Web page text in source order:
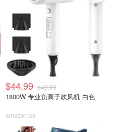
$44.99 $49.99
1800W 专业负离子吹风机 白色
amazon.ca